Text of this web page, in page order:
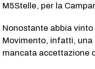
M5Stelle, per la
Nonostante abbia
Movimento, infatti, una
mancata accettazione